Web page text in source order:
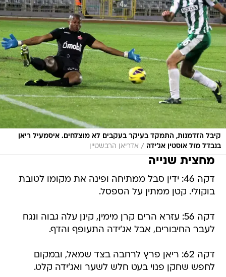
קיבל הזדמנות, התמקד בעיקר בעקבים לא מוצלחים. איסמעיל ריאן
בנבדל מול אוסטין אג'ידה / אדריאן הרבשטיין
מחצית שנייה
דקה 46: ידין סבל ממתיחה ופינה את מקומו לטובת
בוקולי. קטן ממתין על הספסל.
דקה 56: עזרא הרים קרן מימין, קינן עלה גבוה ונגח
לעבר החיבורים, אבל אג'ידה התעופף והדף.
דקה 62: ריאן פרץ לרחבה בצד שמאל, ובמקום
לחפש שחקן פנוי בעט חלש לשער ואג'ידה קלט.